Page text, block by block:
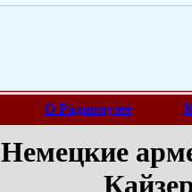
О Радиомузее
Немецкие